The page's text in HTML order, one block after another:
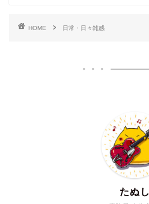
HOME 日常・日々雑感
たぬし